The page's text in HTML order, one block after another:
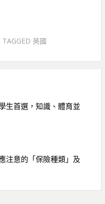
TAGGED 英國
生首選，知識、體育並
注意的「保險種類」及